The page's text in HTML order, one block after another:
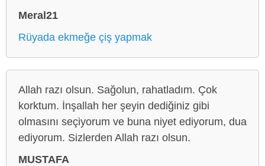
Meral21
Rüyada ekmeğe çiş yapmak
Allah razı olsun. Sağolun, rahatladım. Çok
korktum. İnşallah her şeyin dediğiniz gibi
olmasını seçiyorum ve buna niyet ediyorum, dua
ediyorum. Sizlerden Allah razı olsun.
MUSTAFA